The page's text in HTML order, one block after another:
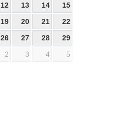
12 13 14
15
19 20 21
22
26 27 28
29
2 3 4 5